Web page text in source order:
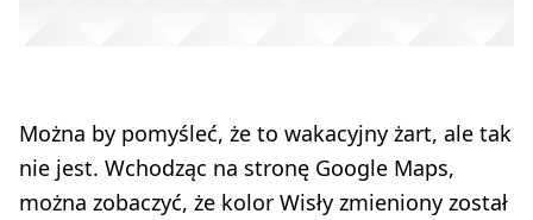
Można by pomyśleć, że to wakacyjny żart, ale tak
nie jest. Wchodząc na stronę Google Maps,
można zobaczyć, że kolor Wisły zmieniony został